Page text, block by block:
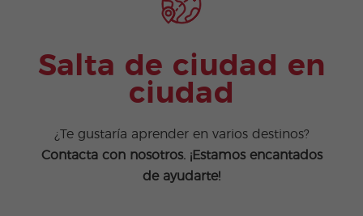
Salta de ciudad en
ciudad
¿Te gustaría aprender en varios destinos?
Contacta con nosotros. ¡Estamos encantados
de ayudarte!